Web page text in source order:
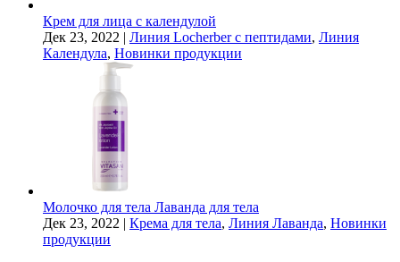
Крем для лица с календулой
Дек 23, 2022 | Линия Locherber с пептидами, Линия
Календула, Новинки продукции
Молочко для тела Лаванда для тела
Дек 23, 2022 | Крема для тела, Линия Лаванда, Новинки
продукции